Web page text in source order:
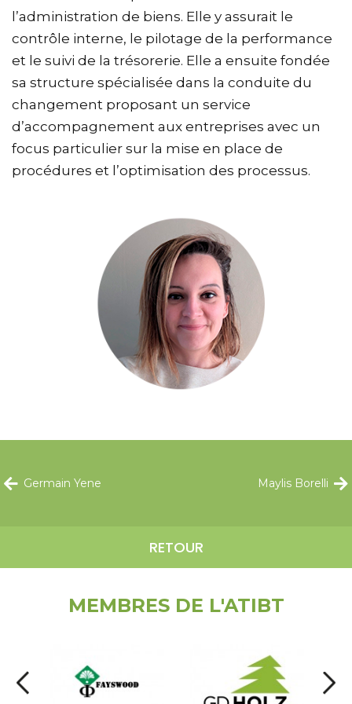
l’administration de biens. Elle y assurait le
contrôle interne, le pilotage de la performance
et le suivi de la trésorerie. Elle a ensuite fondée
sa structure spécialisée dans la conduite du
changement proposant un service
d’accompagnement aux entreprises avec un
focus particulier sur la mise en place de
procédures et l’optimisation des processus.
Germain Yene
RETOUR
Maylis Borelli
MEMBRES DE L'ATIBT